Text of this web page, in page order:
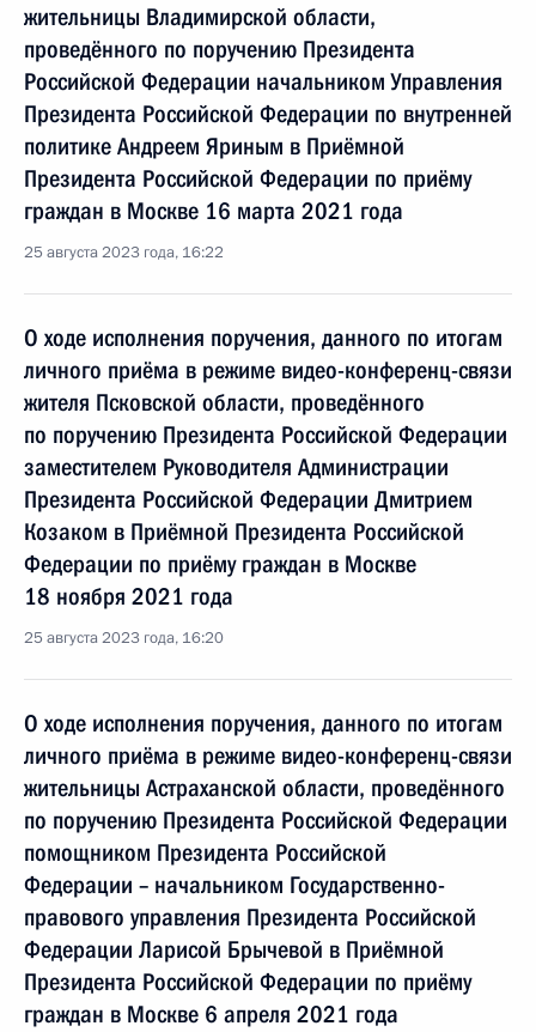
жительницы Владимирской области,
проведённого по поручению Президента
Российской Федерации начальником Управления
Президента Российской Федерации по внутренней
политике Андреем Яриным в Приёмной
Президента Российской Федерации по приёму
граждан в Москве 16 марта 2021 года
25 августа 2023 года, 16:22
О ходе исполнения поручения, данного по итогам
личного приёма в режиме видео-конференц-связи
жителя Псковской области, проведённого
по поручению Президента Российской Федерации
заместителем Руководителя Администрации
Президента Российской Федерации Дмитрием
Козаком в Приёмной Президента Российской
Федерации по приёму граждан в Москве
18 ноября 2021 года
25 августа 2023 года, 16:20
О ходе исполнения поручения, данного по итогам
личного приёма в режиме видео-конференц-связи
жительницы Астраханской области, проведённого
по поручению Президента Российской Федерации
помощником Президента Российской
Федерации – начальником Государственно-
правового управления Президента Российской
Федерации Ларисой Брычевой в Приёмной
Президента Российской Федерации по приёму
граждан в Москве 6 апреля 2021 года